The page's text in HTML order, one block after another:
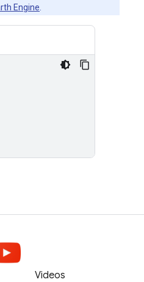
Engine
Videos